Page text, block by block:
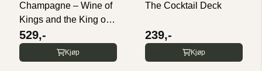
Champagne – Wine of
Kings and the King of
...
529,-
Kjøp
The Cocktail Deck
239,-
Kjøp